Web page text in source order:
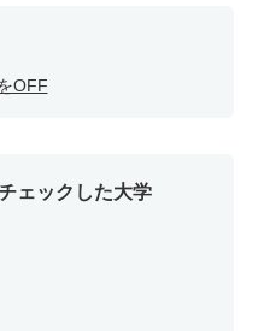
OFF
ェックした大学